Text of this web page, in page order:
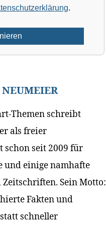
.
Themen schreibt
als freier
schon seit 2009 für
und einige namhafte
Sein Motto:
Fakten und
schneller